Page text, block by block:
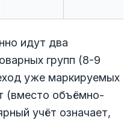
идут два
групп (8-9
уже маркируемых
(вместо объёмно-
учёт означает,